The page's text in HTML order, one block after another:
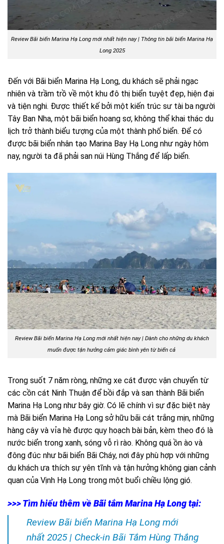
Review Bãi biển Marina Hạ Long mới nhất hiện nay | Thông tin bãi biển Marina Hạ
Long 2025
Đến với Bãi biển Marina Hạ Long, du khách sẽ phải ngạc
nhiên và trầm trồ về một khu đô thị biển tuyệt đẹp, hiện đại
và tiện nghi. Được thiết kế bởi một kiến trúc sư tài ba người
Tây Ban Nha, một bãi biển hoang sơ, không thể khai thác du
lịch trở thành biểu tượng của một thành phố biển. Để có
được bãi biển nhân tạo Marina Bay Hạ Long như ngày hôm
nay, người ta đã phải san núi Hùng Thắng để lấp biển.
Review Bãi biển Marina Hạ Long mới nhất hiện nay | Dành cho những du khách
muốn được tận hưởng cảm giác bình yên từ biển cả
Trong suốt 7 năm ròng, những xe cát được vận chuyển từ
các cồn cát Ninh Thuận để bồi đắp và san thành Bãi biển
Marina Hạ Long như bây giờ. Có lẽ chính vì sự đặc biệt này
mà Bãi biển Marina Hạ Long sở hữu bãi cát trắng mịn, những
hàng cây và vỉa hè được quy hoạch bài bản, kèm theo đó là
nước biển trong xanh, sóng vỗ rì rào. Không quá ồn ào và
đông đúc như bãi biển Bãi Cháy, nơi đây phù hợp với những
du khách ưa thích sự yên tĩnh và tận hưởng không gian cảnh
quan của Vịnh Hạ Long trong một buổi chiều lộng gió.
>>> Tìm hiểu thêm về Bãi tắm Marina Hạ Long tại:
Review Bãi biển Marina Hạ Long mới
nhất 2025 | Check-in Bãi Tắm Hùng Thắng